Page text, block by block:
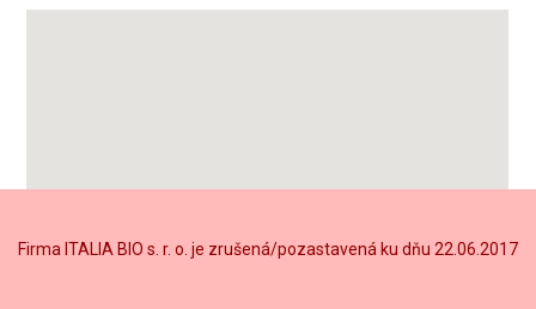
Firma ITALIA BIO s. r. o. je zrušená/pozastavená ku dňu 22.06.2017